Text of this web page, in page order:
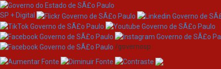
SP + Digital
/governosp